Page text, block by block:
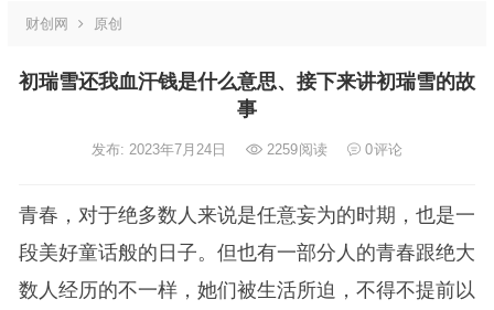
财创网 原创
初瑞雪还我血汗钱是什么意思、接下来讲初瑞雪的故
事
发布: 2023年7月24日 2259阅读 0评论
青春，对于绝多数人来说是任意妄为的时期，也是一
段美好童话般的日子。但也有一部分人的青春跟绝大
数人经历的不一样，她们被生活所迫，不得不提前以